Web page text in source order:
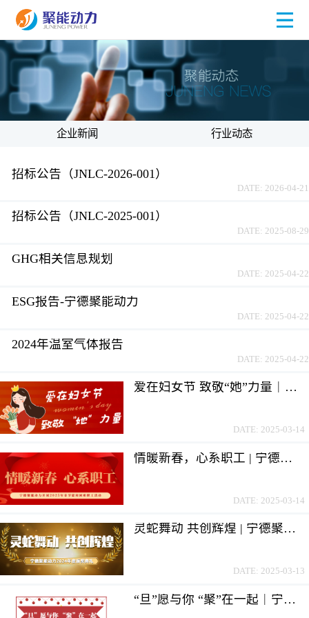
企业新闻 行业动态
招标公告（JNLC-2026-001）
DATE: 2026-04-21
招标公告（JNLC-2025-001）
DATE: 2025-08-29
GHG相关信息规划
DATE: 2025-04-22
ESG报告-宁德聚能动力
DATE: 2025-04-22
2024年温室气体报告
DATE: 2025-04-22
爱在妇女节 致敬“她”力量｜宁德聚能“三八”国际妇女节活动
DATE: 2025-03-14
情暖新春，心系职工 | 宁德聚能动力开展慰问困难职工活动
DATE: 2025-03-14
灵蛇舞动 共创辉煌 | 宁德聚能动力2024年度颁奖典礼
DATE: 2025-03-13
“旦”愿与你 “聚”在一起｜宁德聚能动力双旦活动回顾